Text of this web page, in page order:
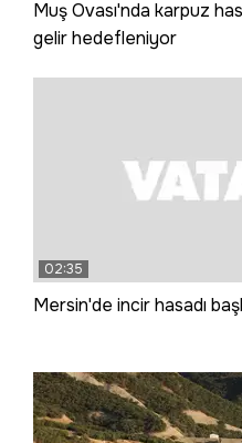
Muş Ovası'nda karpuz
gelir hedefleniyor
02:35
Mersin'de incir hasadı